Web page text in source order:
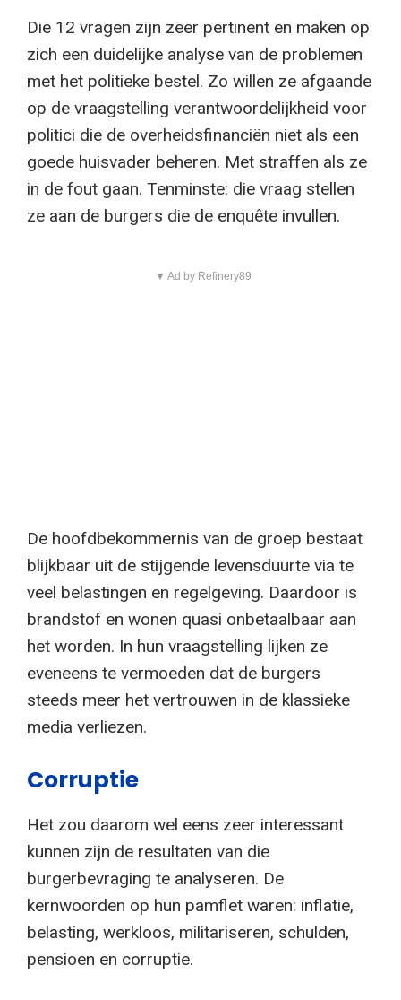
Die 12 vragen zijn zeer pertinent en maken op
zich een duidelijke analyse van de problemen
met het politieke bestel. Zo willen ze afgaande
op de vraagstelling verantwoordelijkheid voor
politici die de overheidsfinanciën niet als een
goede huisvader beheren. Met straffen als ze
in de fout gaan. Tenminste: die vraag stellen
ze aan de burgers die de enquête invullen.
▼ Ad by Refinery89
De hoofdbekommernis van de groep bestaat
blijkbaar uit de stijgende levensduurte via te
veel belastingen en regelgeving. Daardoor is
brandstof en wonen quasi onbetaalbaar aan
het worden. In hun vraagstelling lijken ze
eveneens te vermoeden dat de burgers
steeds meer het vertrouwen in de klassieke
media verliezen.
Corruptie
Het zou daarom wel eens zeer interessant
kunnen zijn de resultaten van die
burgerbevraging te analyseren. De
kernwoorden op hun pamflet waren: inflatie,
belasting, werkloos, militariseren, schulden,
pensioen en corruptie.